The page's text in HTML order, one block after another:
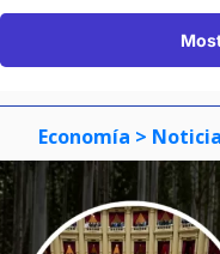
Economía > Noticia